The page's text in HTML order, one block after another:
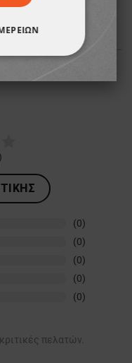
(0)
(0)
(0)
(0)
(0)
πελατών.